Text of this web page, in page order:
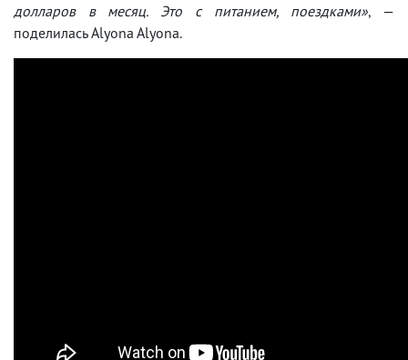
долларов в месяц. Это с питанием, поездками», —
поделилась Alyona Alyona.